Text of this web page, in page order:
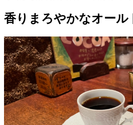
香りまろやかなオール